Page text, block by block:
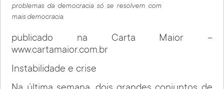
problemas da democracia só se resolvem com
mais democracia.
publicado na Carta Maior –
www.cartamaior.com.br
Instabilidade e crise